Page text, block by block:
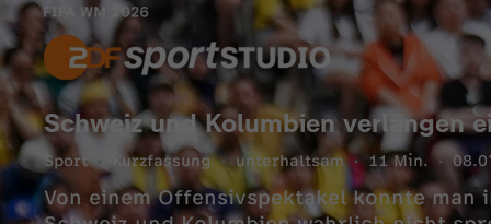
Schweiz und Kolumbien verlangen
Sport Kurzfassung unterhaltsam 11 Min.
Von einem Offensivspektakel konnte man